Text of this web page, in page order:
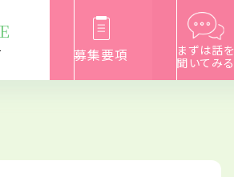
募集要項
まずは話を
聞いてみる